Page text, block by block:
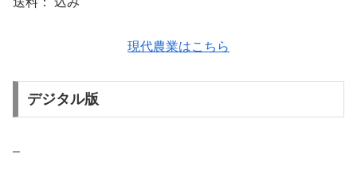
現代農業はこちら
デジタル版
–